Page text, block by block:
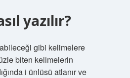
yazılır?
gibi kelimelere
biten kelimelerin
i ünlüsü atlanır ve